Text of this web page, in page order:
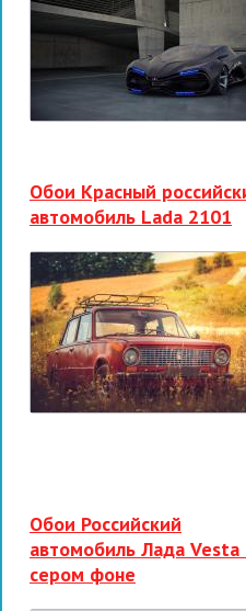
Обои Красный
автомобиль Lada 2101
Обои Российский
автомобиль Лада Vesta
сером фоне